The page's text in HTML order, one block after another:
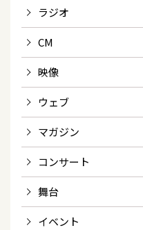
ラジオ
CM
映像
ウェブ
マガジン
コンサート
舞台
イベント